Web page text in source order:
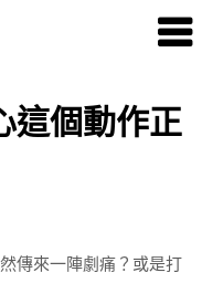
這個動作正
傳來一陣劇痛？或是打